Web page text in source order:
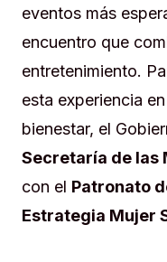
eventos más
encuentro que
entretenimiento.
esta experiencia
bienestar, el
Secretaría de las
con el Patronato
Estrategia Mujer